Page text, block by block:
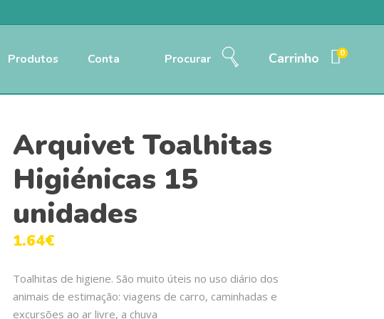
Produtos Conta Procurar Carrinho 0
Arquivet Toalhitas
Higiénicas 15
unidades
1.64€
Toalhitas de higiene. São muito úteis no uso diário dos
animais de estimação: viagens de carro, caminhadas e
excursões ao ar livre, a chuva